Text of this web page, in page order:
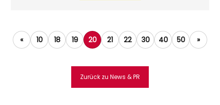
« 10 18 19 20 21 22 30 40 50 »
Zurück zu News & PR